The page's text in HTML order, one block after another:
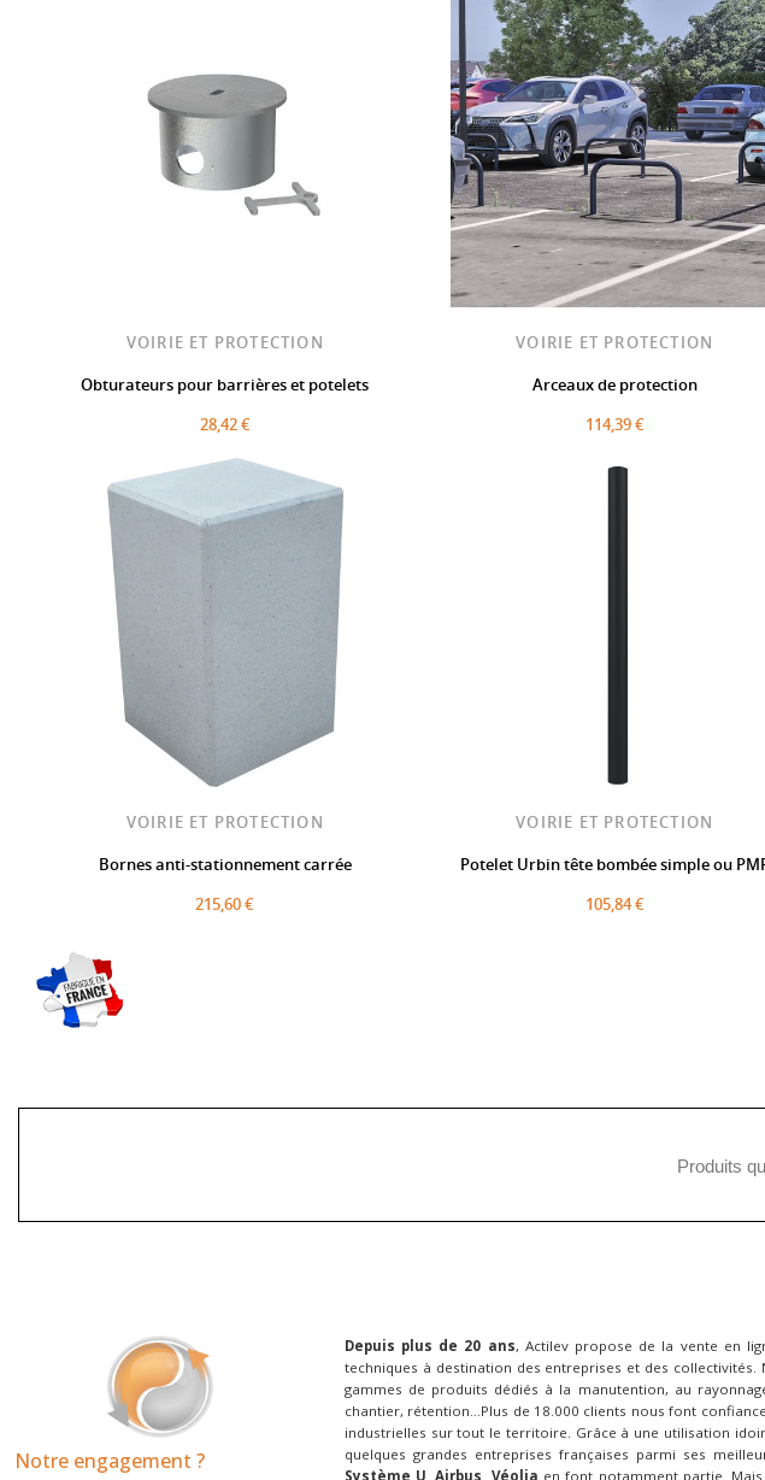
VOIRIE ET PROTECTION
Obturateurs pour barrières et potelets
28,42 €
VOIRIE ET PROTECTION
Arceaux de protection
114,39 €
VOIRIE ET PROTECTION
Bornes anti-stationnement carrée
215,60 €
VOIRIE ET PROTECTION
Potelet Urbin tête bombée simple ou
105,84 €
Produits
Notre engagement ?
Depuis plus de 20 ans, Actilev propose de la vente en
techniques à destination des entreprises et des
gammes de produits dédiés à la manutention, au
chantier, rétention...Plus de 18.000 clients nous font
industrielles sur tout le territoire. Grâce à une utilisation
quelques grandes entreprises françaises parmi ses
Système U, Airbus, Véolia en font notamment partie.